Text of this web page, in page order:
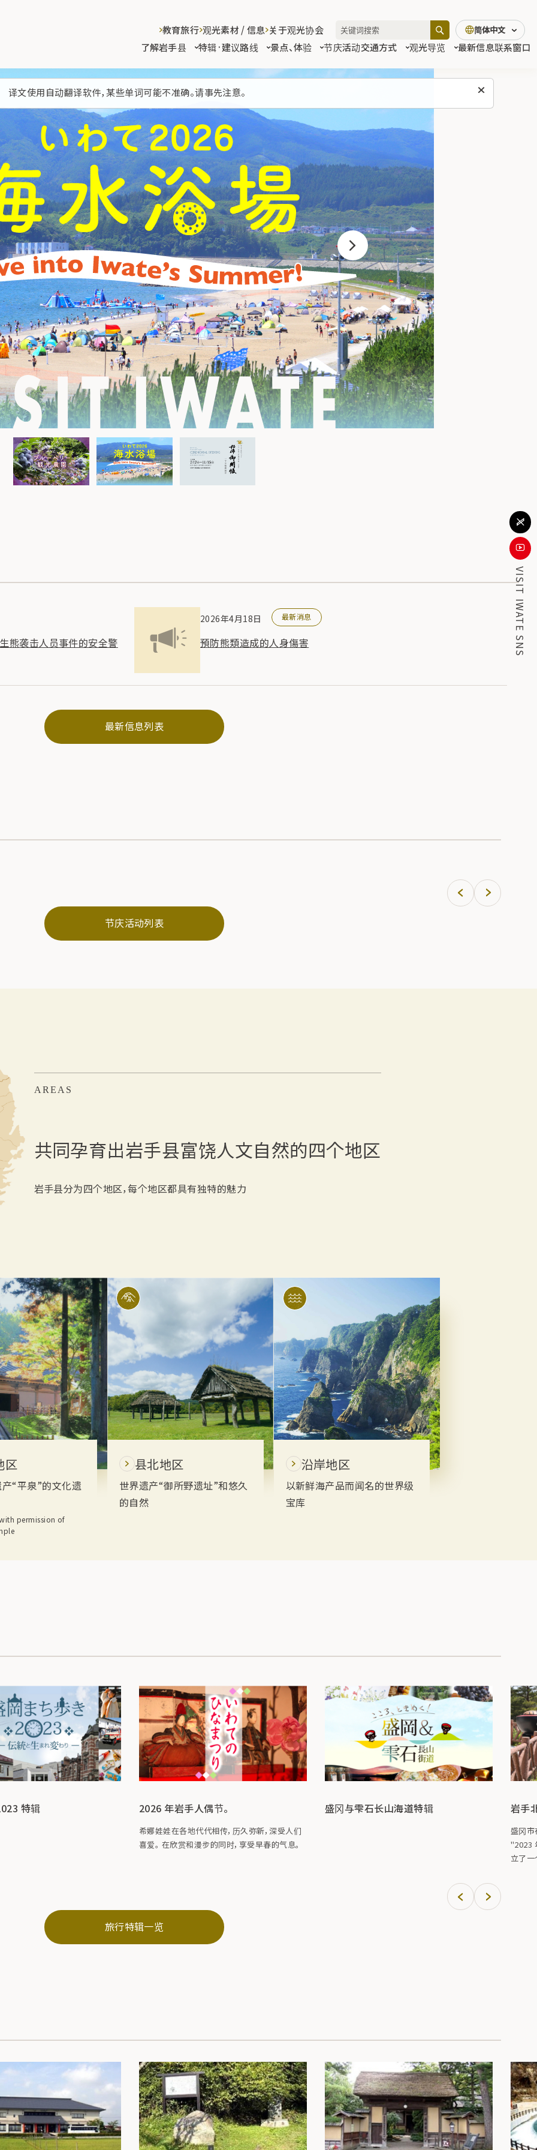
译文使用自动翻译软件，某些单词可能不准确。请事先注意。
了解岩手县 特辑·建议路线 景点、体验 节庆活动交通方式 观光导览 最新信息联系窗口
教育旅行 观光素材 / 信息 关于观光协会 简体中文
熊袭击人员事件的安全警
2026年4月18日 最新消息
預防熊類造成的人身傷害
最新信息列表
VISIT IWATE SNS
节庆活动列表
AREAS
共同孕育出岩手县富饶人文自然的四个地区
岩手县分为四个地区，每个地区都具有独特的魅力
区
“平泉”的文化遗
permission of
县北地区
世界遗产“御所野遗址”和悠久
的自然
沿岸地区
以新鲜海产品而闻名的世界级
宝库
特辑 2026 年岩手人偶节。
希娜娃娃在各地代代相传，历久弥新，深受人们
喜爱。 在欣赏和漫步的同时，享受早春的气息。
盛冈与雫石长山海道特辑 岩手
盛冈市
"2023
立了
旅行特辑一览